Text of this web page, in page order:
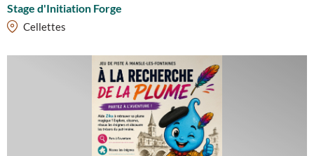
Stage d'Initiation Forge
Cellettes